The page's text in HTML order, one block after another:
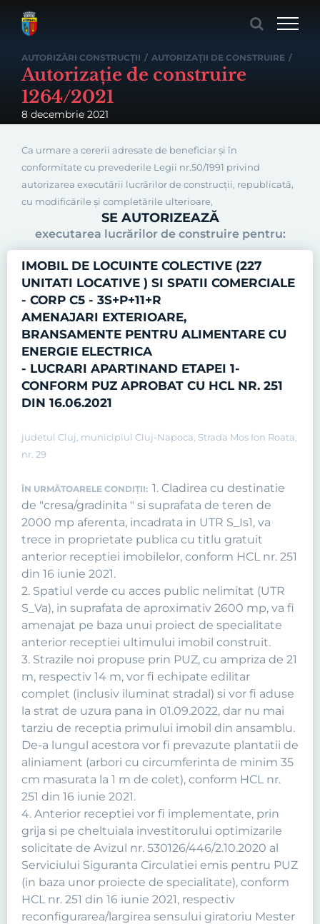
AUTORIZĂRI CONSTRUCȚII / AUTORIZAȚII DE CONSTRUIRE /
Autorizație de construire
1264/2021
8 decembrie 2021
Ca urmare a cererii adresate de beneficiar și în
conformitate cu prevederile Legii nr.50/1991 privind
autorizarea executării lucrărilor de construcţii, republicată,
cu modificările şi completările ulterioare,
SE AUTORIZEAZĂ
executarea lucrărilor de construire pentru:
IMOBIL DE LOCUINTE COLECTIVE (227
UNITATI LOCATIVE ) SI SPATII COMERCIALE
- CORP C5 - 3S+P+11+R
AMENAJARI EXTERIOARE,
BRANSAMENTE PENTRU ALIMENTARE CU
ENERGIE ELECTRICA
- LUCRARI APARTINAND ETAPEI 1-
CONFORM PUZ APROBAT CU HCL NR. 251
DIN 16.06.2021
judetul Cluj, municipiul Cluj-Napoca, Strada Mos Ion Roata,
nr. 29
ÎN URMĂTOARELE CONDIȚII: 1. Cladirea cu destinatie
de "cresa/gradinita " si suprafata de teren de
2000 mp aferenta, incadrata in UTR S_Is1, va
trece in proprietate publica cu titlu gratuit
anterior receptiei imobilelor, conform HCL nr. 251
din 16 iunie 2021.
2. Spatiul verde cu acces public nelimitat (UTR
S_Va), in suprafata de aproximativ 2600 mp, va fi
amenajat pe baza unui proiect de specialitate
anterior receptiei ultimului imobil construit.
3. Strazile noi propuse prin PUZ, cu ampriza de 21
m, respectiv 14 m, vor fi echipate edilitar
complet (inclusiv iluminat stradal) si vor fi aduse
la strat de uzura pana in 01.09.2022, dar nu mai
tarziu de receptia primului imobil din ansamblu.
De-a lungul acestora vor fi prevazute plantatii de
aliniament (arbori cu circumferinta de minim 35
cm masurata la 1 m de colet), conform HCL nr.
251 din 16 iunie 2021.
4. Anterior receptiei vor fi implementate, prin
grija si pe cheltuiala investitorului optimizarile
solicitate de Avizul nr. 530126/446/2.10.2020 al
Serviciului Siguranta Circulatiei emis pentru PUZ
(in baza unor proiecte de specialitate), conform
HCL nr. 251 din 16 iunie 2021, respectiv
reconfigurarea/largirea sensului giratoriu Mester